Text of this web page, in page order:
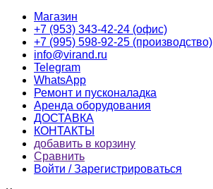
Магазин
+7 (953) 343-42-24 (офис)
+7 (995) 598-92-25 (производство)
info@virand.ru
Telegram
WhatsApp
Ремонт и пусконаладка
Аренда оборудования
ДОСТАВКА
КОНТАКТЫ
добавить в корзину
Сравнить
Войти / Зарегистрироваться